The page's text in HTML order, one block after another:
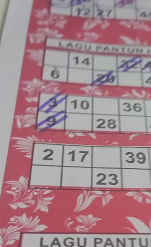
Macet Parah, Mobil
Terobos Trotoar di
Kawasan Tiban